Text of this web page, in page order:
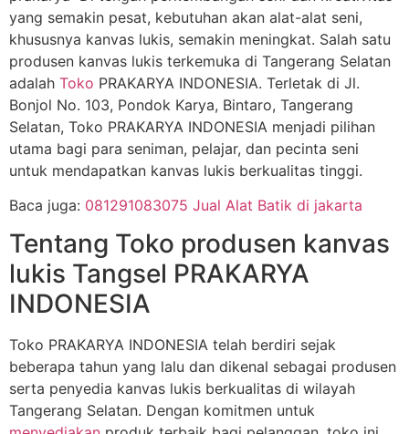
yang semakin pesat, kebutuhan akan alat-alat seni,
khususnya kanvas lukis, semakin meningkat. Salah satu
produsen kanvas lukis terkemuka di Tangerang Selatan
adalah Toko PRAKARYA INDONESIA. Terletak di Jl.
Bonjol No. 103, Pondok Karya, Bintaro, Tangerang
Selatan, Toko PRAKARYA INDONESIA menjadi pilihan
utama bagi para seniman, pelajar, dan pecinta seni
untuk mendapatkan kanvas lukis berkualitas tinggi.
Baca juga: 081291083075 Jual Alat Batik di jakarta
Tentang Toko produsen kanvas
lukis Tangsel PRAKARYA
INDONESIA
Toko PRAKARYA INDONESIA telah berdiri sejak
beberapa tahun yang lalu dan dikenal sebagai produsen
serta penyedia kanvas lukis berkualitas di wilayah
Tangerang Selatan. Dengan komitmen untuk